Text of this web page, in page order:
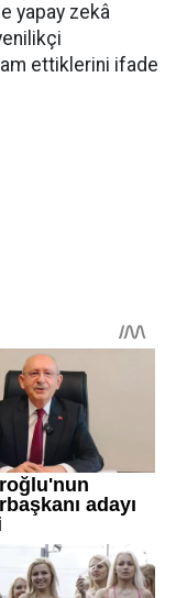
yapay zekâ
ettiklerini ifade